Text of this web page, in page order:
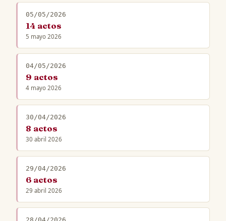
05/05/2026
14 actos
5 mayo 2026
04/05/2026
9 actos
4 mayo 2026
30/04/2026
8 actos
30 abril 2026
29/04/2026
6 actos
29 abril 2026